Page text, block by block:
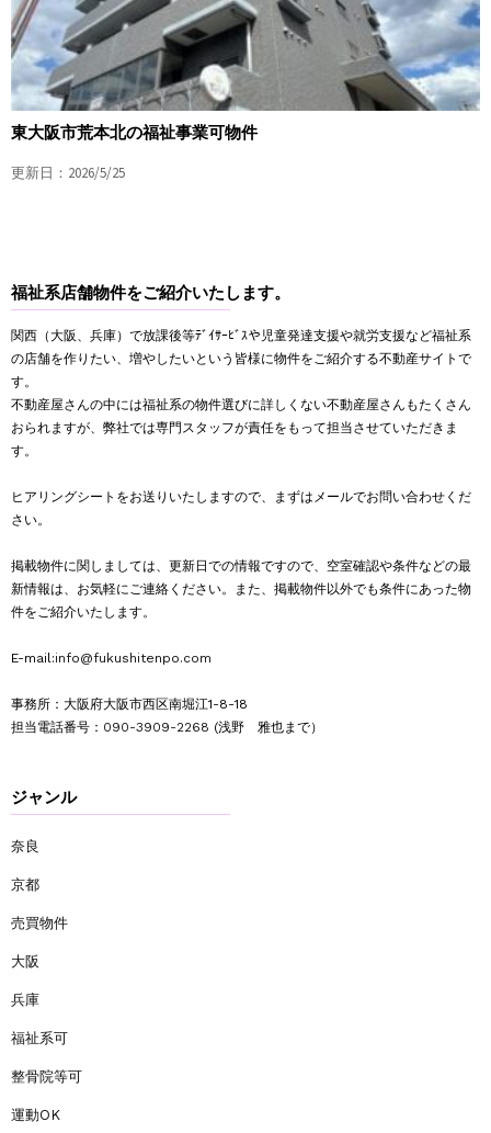
東大阪市荒本北の福祉事業可物件
更新日：2026/5/25
福祉系店舗物件をご紹介いたします。
関西（大阪、兵庫）で放課後等ﾃﾞｲｻｰﾋﾞｽや児童発達支援や就労支援など福祉系
の店舗を作りたい、増やしたいという皆様に物件をご紹介する不動産サイトで
す。
不動産屋さんの中には福祉系の物件選びに詳しくない不動産屋さんもたくさん
おられますが、弊社では専門スタッフが責任をもって担当させていただきま
す。
ヒアリングシートをお送りいたしますので、まずはメールでお問い合わせくだ
さい。
掲載物件に関しましては、更新日での情報ですので、空室確認や条件などの最
新情報は、お気軽にご連絡ください。また、掲載物件以外でも条件にあった物
件をご紹介いたします。
E-mail:info@fukushitenpo.com
事務所：大阪府大阪市西区南堀江1-8-18
担当電話番号： 090-3909-2268 (浅野 雅也まで）
ジャンル
奈良
京都
売買物件
大阪
兵庫
福祉系可
整骨院等可
運動OK